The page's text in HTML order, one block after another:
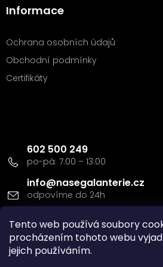
Tento web používá soubory
procházením tohoto webu
jejich používáním.
Informace
Ochrana osobních údajů
Obchodní podmínky
Certifikáty
info@nasegalanterie.cz
602 500 249
Doprava a platba